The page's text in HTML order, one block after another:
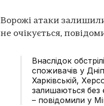
Ворожі атаки залишили
не очікується,
Внаслідок
споживачів у
Харківській,
залишаються без
– повідомили у